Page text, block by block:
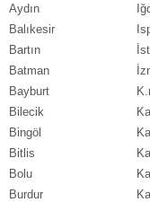
Aydın
Balıkesir
Bartın
Batman
Bayburt
Bilecik
Bingöl
Bitlis
Bolu
Burdur